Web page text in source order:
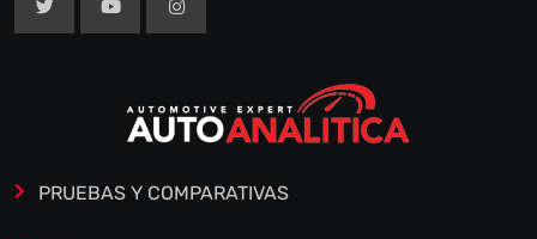
PRUEBAS Y COMPARATIVAS